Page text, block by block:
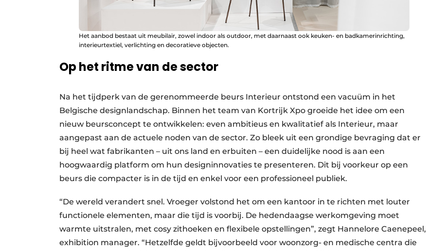
Het aanbod bestaat uit meubilair, zowel indoor als outdoor, met daarnaast ook keuken- en badkamerinrichting,
interieurtextiel, verlichting en decoratieve objecten.
Op het ritme van de sector
Na het tijdperk van de gerenommeerde beurs Interieur ontstond een vacuüm in het
Belgische designlandschap. Binnen het team van Kortrijk Xpo groeide het idee om een
nieuw beursconcept te ontwikkelen: even ambitieus en kwalitatief als Interieur, maar
aangepast aan de actuele noden van de sector. Zo bleek uit een grondige bevraging dat er
bij heel wat fabrikanten – uit ons land en erbuiten – een duidelijke nood is aan een
hoogwaardig platform om hun designinnovaties te presenteren. Dit bij voorkeur op een
beurs die compacter is in de tijd en enkel voor een professioneel publiek.
“De wereld verandert snel. Vroeger volstond het om een kantoor in te richten met louter
functionele elementen, maar die tijd is voorbij. De hedendaagse werkomgeving moet
warmte uitstralen, met cosy zithoeken en flexibele opstellingen”, zegt Hannelore Caenepeel,
exhibition manager. “Hetzelfde geldt bijvoorbeeld voor woonzorg- en medische centra die